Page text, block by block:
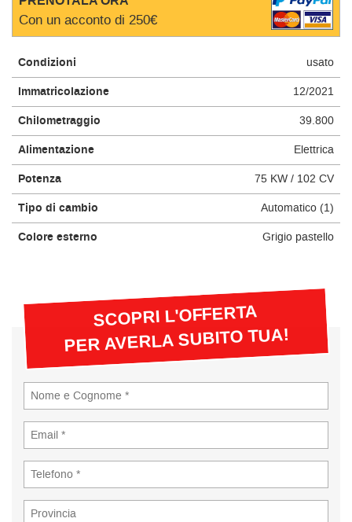
Con un acconto di 250€
Condizioni usato
Immatricolazione 12/2021
Chilometraggio 39.800
Alimentazione Elettrica
Potenza 75 KW / 102 CV
Tipo di cambio Automatico (1)
Colore esterno Grigio pastello
SCOPRI L'OFFERTA
PER AVERLA SUBITO TUA!
questi
tracciamento
si
rimanda
alla
cookie
policy.
Puoi
rivedere
e
modificare
le
tue
Cookie necessari
Cookie delle preferenze
Cookie per il miglioramento dell'esperienza utente